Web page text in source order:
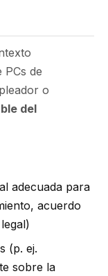
PCs de
o
del
adecuada para
acuerdo
(p. ej.
sobre la